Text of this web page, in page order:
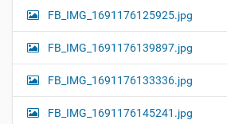
FB_IMG_1691176125925.jpg
FB_IMG_1691176139897.jpg
FB_IMG_1691176133336.jpg
FB_IMG_1691176145241.jpg